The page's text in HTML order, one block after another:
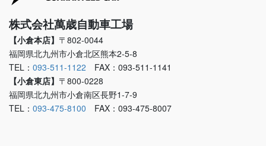
株式会社萬歳自動車工場
【小倉本店】 〒802-0044
福岡県北九州市小倉北区熊本2-5-8
TEL： 093-511-1122 FAX：093-511-1141
【小倉東店】 〒800-0228
福岡県北九州市小倉南区長野1-7-9
TEL： 093-475-8100 FAX：093-475-8007